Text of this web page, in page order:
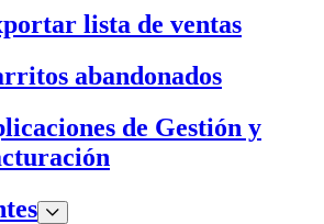
lista de ventas
abandonados
de Gestión y